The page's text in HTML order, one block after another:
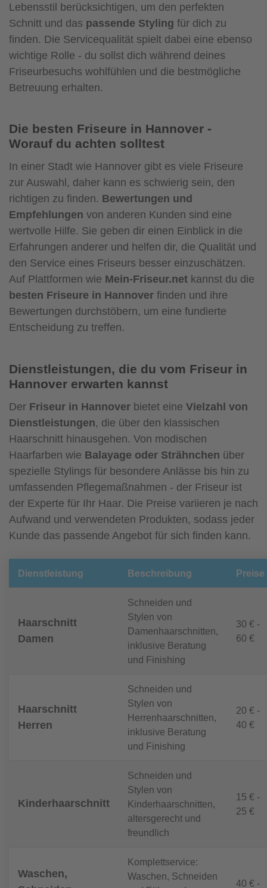
Lebensstil berücksichtigen, um den perfekten
Schnitt und das passende Styling für dich zu
finden. Die Servicequalität spielt dabei eine ebenso
wichtige Rolle - du sollst dich während deines
Friseurbesuchs wohlfühlen und die bestmögliche
Betreuung erhalten.
Die besten Friseure in Hannover -
Worauf du achten solltest
In einer Stadt wie Hannover gibt es viele Friseure
zur Auswahl, daher kann es schwierig sein, den
richtigen zu finden. Bewertungen und
Empfehlungen von anderen Kunden sind eine
wertvolle Hilfe. Sie geben dir einen Einblick in die
Erfahrungen anderer und helfen dir, die Qualität und
den Service eines Friseurs besser einzuschätzen.
Auf Plattformen wie Mein-Friseur.net kannst du die
besten Friseure in Hannover finden und ihre
Bewertungen durchstöbern, um eine fundierte
Entscheidung zu treffen.
Dienstleistungen, die du vom Friseur in
Hannover erwarten kannst
Der Friseur in Hannover bietet eine Vielzahl von
Dienstleistungen, die über den klassischen
Haarschnitt hinausgehen. Von modischen
Haarfarben wie Balayage oder Strähnchen über
spezielle Stylings für besondere Anlässe bis hin zu
umfassenden Pflegemaßnahmen - der Friseur ist
der Experte für Ihr Haar. Die Preise variieren je nach
Aufwand und verwendeten Produkten, sodass jeder
Kunde das passende Angebot für sich finden kann.
Dienstleistung Beschreibung Preise
Haarschnitt
Damen
Schneiden und
Stylen von
Damenhaarschnitten,
inklusive Beratung
und Finishing
30 € -
60 €
Haarschnitt
Herren
Schneiden und
Stylen von
Herrenhaarschnitten,
inklusive Beratung
und Finishing
20 € -
40 €
Kinderhaarschnitt
Schneiden und
Stylen von
Kinderhaarschnitten,
altersgerecht und
freundlich
15 € -
25 €
Waschen,
Komplettservice:
Waschen, Schneiden
40 € -